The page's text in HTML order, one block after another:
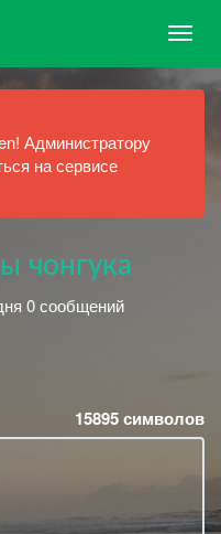
Администратору
на сервисе
чонгука
0 сообщений
15895символов